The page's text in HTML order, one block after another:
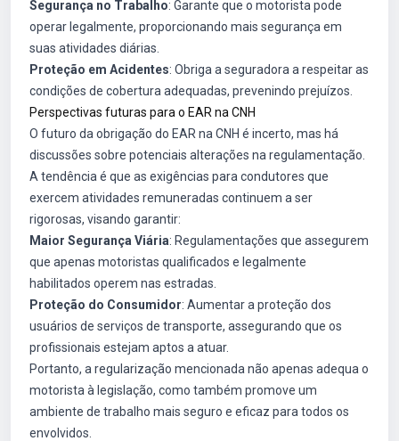
Segurança no Trabalho: Garante que o motorista pode
operar legalmente, proporcionando mais segurança em
suas atividades diárias.
Proteção em Acidentes: Obriga a seguradora a respeitar as
condições de cobertura adequadas, prevenindo prejuízos.
Perspectivas futuras para o EAR na CNH
O futuro da obrigação do EAR na CNH é incerto, mas há
discussões sobre potenciais alterações na regulamentação.
A tendência é que as exigências para condutores que
exercem atividades remuneradas continuem a ser
rigorosas, visando garantir:
Maior Segurança Viária: Regulamentações que assegurem
que apenas motoristas qualificados e legalmente
habilitados operem nas estradas.
Proteção do Consumidor: Aumentar a proteção dos
usuários de serviços de transporte, assegurando que os
profissionais estejam aptos a atuar.
Portanto, a regularização mencionada não apenas adequa o
motorista à legislação, como também promove um
ambiente de trabalho mais seguro e eficaz para todos os
envolvidos.